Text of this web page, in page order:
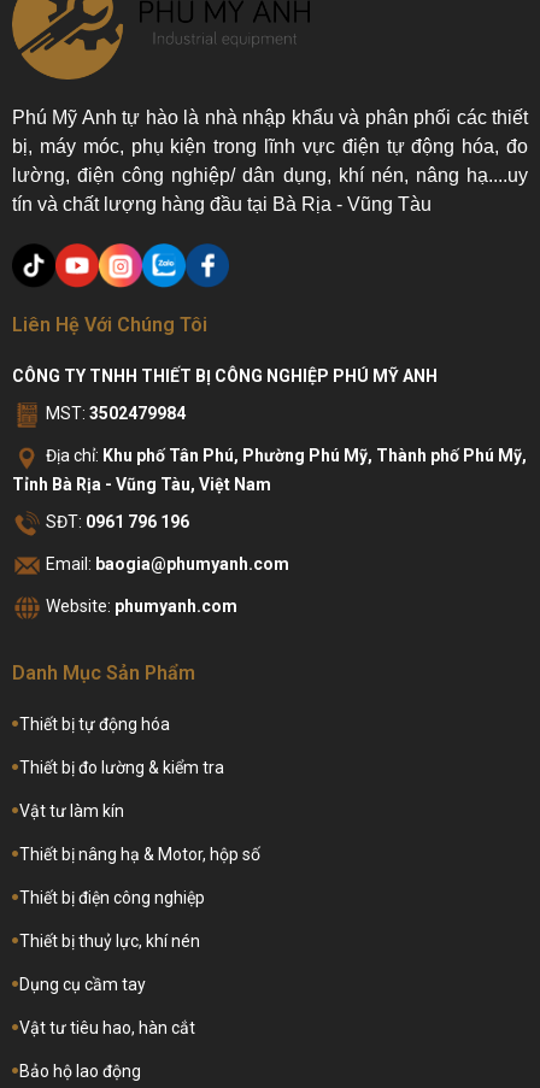
Phú Mỹ Anh tự hào là nhà nhập khẩu và phân phối các thiết
bị, máy móc, phụ kiện trong lĩnh vực điện tự động hóa, đo
lường, điện công nghiệp/ dân dụng, khí nén, nâng hạ....uy
tín và chất lượng hàng đầu tại Bà Rịa - Vũng Tàu
Liên Hệ Với Chúng Tôi
CÔNG TY TNHH THIẾT BỊ CÔNG NGHIỆP PHÚ MỸ ANH
MST: 3502479984
Địa chỉ: Khu phố Tân Phú, Phường Phú Mỹ, Thành phố Phú Mỹ,
Tỉnh Bà Rịa - Vũng Tàu, Việt Nam
SĐT: 0961 796 196
Email: baogia@phumyanh.com
Website: phumyanh.com
Danh Mục Sản Phẩm
Thiết bị tự động hóa
Thiết bị đo lường & kiểm tra
Vật tư làm kín
Thiết bị nâng hạ & Motor, hộp số
Thiết bị điện công nghiệp
Thiết bị thuỷ lực, khí nén
Dụng cụ cầm tay
Vật tư tiêu hao, hàn cắt
Bảo hộ lao động